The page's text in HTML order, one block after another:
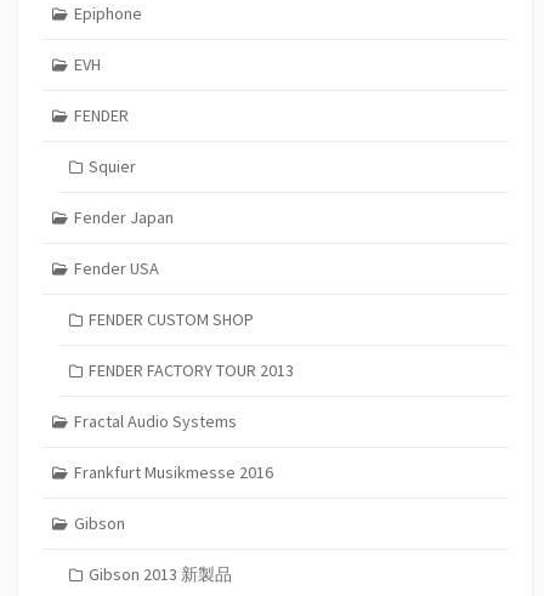
Epiphone
EVH
FENDER
Squier
Fender Japan
Fender USA
FENDER CUSTOM SHOP
FENDER FACTORY TOUR 2013
Fractal Audio Systems
Frankfurt Musikmesse 2016
Gibson
Gibson 2013 新製品